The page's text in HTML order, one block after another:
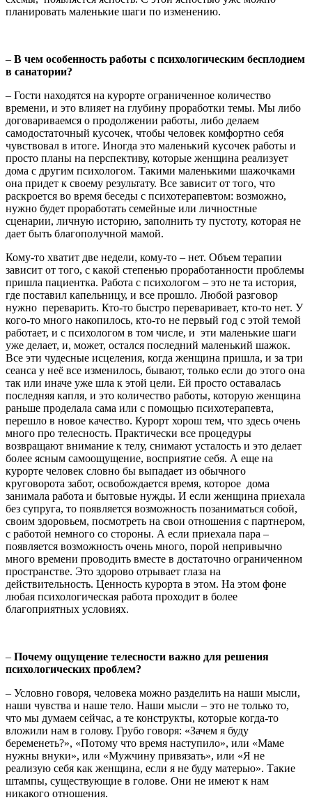
планировать маленькие шаги по изменению.
– В чем особенность работы с психологическим бесплодием
в санатории?
– Гости находятся на курорте ограниченное количество
времени, и это влияет на глубину проработки темы. Мы либо
договариваемся о продолжении работы, либо делаем
самодостаточный кусочек, чтобы человек комфортно себя
чувствовал в итоге. Иногда это маленький кусочек работы и
просто планы на перспективу, которые женщина реализует
дома с другим психологом. Такими маленькими шажочками
она придет к своему результату. Все зависит от того, что
раскроется во время беседы с психотерапевтом: возможно,
нужно будет проработать семейные или личностные
сценарии, личную историю, заполнить ту пустоту, которая не
дает быть благополучной мамой.
Кому-то хватит две недели, кому-то – нет. Объем терапии
зависит от того, с какой степенью проработанности проблемы
пришла пациентка. Работа с психологом – это не та история,
где поставил капельницу, и все прошло. Любой разговор
нужно переварить. Кто-то быстро переваривает, кто-то нет. У
кого-то много накопилось, кто-то не первый год с этой темой
работает, и с психологом в том числе, и эти маленькие шаги
уже делает, и, может, остался последний маленький шажок.
Все эти чудесные исцеления, когда женщина пришла, и за три
сеанса у неё все изменилось, бывают, только если до этого она
так или иначе уже шла к этой цели. Ей просто оставалась
последняя капля, и это количество работы, которую женщина
раньше проделала сама или с помощью психотерапевта,
перешло в новое качество. Курорт хорош тем, что здесь очень
много про телесность. Практически все процедуры
возвращают внимание к телу, снимают усталость и это делает
более ясным самоощущение, восприятие себя. А еще на
курорте человек словно бы выпадает из обычного
круговорота забот, освобождается время, которое дома
занимала работа и бытовые нужды. И если женщина приехала
без супруга, то появляется возможность позаниматься собой,
своим здоровьем, посмотреть на свои отношения с партнером,
с работой немного со стороны. А если приехала пара –
появляется возможность очень много, порой непривычно
много времени проводить вместе в достаточно ограниченном
пространстве. Это здорово отрывает глаза на
действительность. Ценность курорта в этом. На этом фоне
любая психологическая работа проходит в более
благоприятных условиях.
– Почему ощущение телесности важно для решения
психологических проблем?
– Условно говоря, человека можно разделить на наши мысли,
наши чувства и наше тело. Наши мысли – это не только то,
что мы думаем сейчас, а те конструкты, которые когда-то
вложили нам в голову. Грубо говоря: «Зачем я буду
беременеть?», «Потому что время наступило», или «Маме
нужны внуки», или «Мужчину привязать», или «Я не
реализую себя как женщина, если я не буду матерью». Такие
штампы, существующие в голове. Они не имеют к нам
никакого отношения.